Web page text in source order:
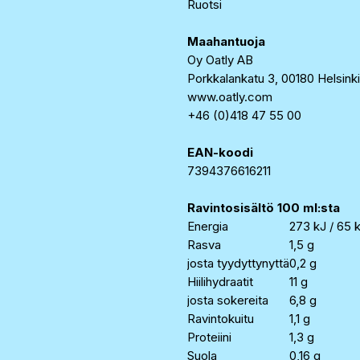
Ruotsi
Maahantuoja
Oy Oatly AB
Porkkalankatu 3, 00180 Helsinki
www.oatly.com
+46 (0)418 47 55 00
EAN-koodi
7394376616211
Ravintosisältö 100 ml:sta
Energia
273 kJ / 65
Rasva
1,5 g
josta tyydyttynyttä0,2 g
Hiilihydraatit
11 g
josta sokereita
6,8 g
Ravintokuitu
1,1 g
Proteiini
1,3 g
Suola
0,16 g